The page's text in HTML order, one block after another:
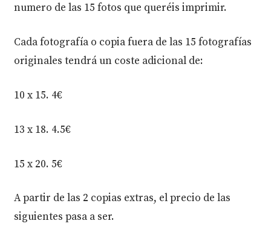
numero de las 15 fotos que queréis imprimir.
Cada fotografía o copia fuera de las 15 fotografías
originales tendrá un coste adicional de:
10 x 15. 4€
13 x 18. 4.5€
15 x 20. 5€
A partir de las 2 copias extras, el precio de las
siguientes pasa a ser.